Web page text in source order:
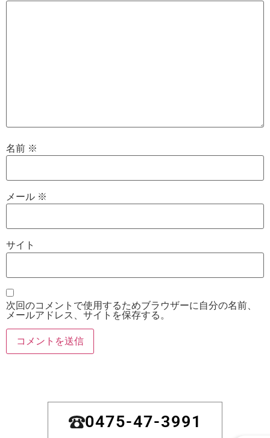
名前 ※
メール ※
サイト
次回のコメントで使用するためブラウザーに自分の名前、
メールアドレス、サイトを保存する。
0475-47-3991